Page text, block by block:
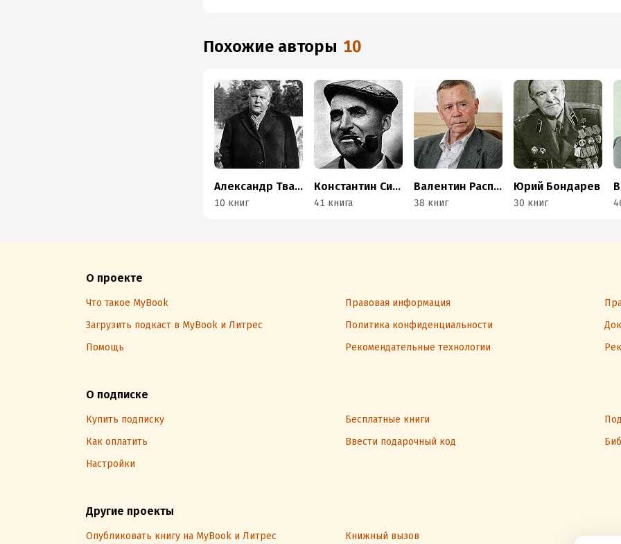
Похожие авторы 10
Александр Твардовский
10 книг
Константин Симонов
41 книга
Валентин Распутин
38 книг
Юрий Бондарев
30 книг
О проекте
Что такое MyBook Правовая информация
Загрузить подкаст в MyBook и Литрес
Политика конфиденциальности
Помощь
Рекомендательные технологии
О подписке
Купить подписку Бесплатные книги
Как оплатить
Ввести подарочный код
Настройки
Другие проекты
Опубликовать книгу на MyBook и Литрес Книжный вызов